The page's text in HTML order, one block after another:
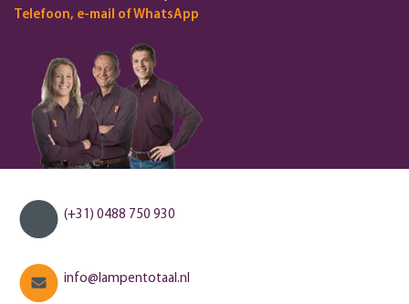
Telefoon, e-mail of WhatsApp
(+31) 0488 750 930
info@lampentotaal.nl